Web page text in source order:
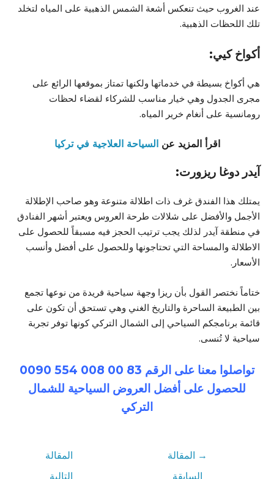
عند الغروب حيث تنعكس أشعة الشمس الذهبية على المياه لتخلد
تلك اللحظات الذهبية.
أكواخ كيي:
هي أكواخ بسيطة في خدماتها ولكنها تمتاز بموقعها الرائع على
مجرى الجدول وهي خيار مناسب للشركاء لقضاء لحظات
رومانسية على أنغام خرير المياه.
اقرأ المزيد عن السياحة العلاجية في تركيا
آيدر دوغا ريزورت:
يمتلك هذا الفندق غرف ذات اطلالة متنوعة وهو صاحب الإطلالة
الأجمل والأفضل على شلالات طرحة العروس ويعتبر أشهر الفنادق
في منطقة آيدر لذلك يجب ترتيب الحجز فيه مسبقاً للحصول على
الاطلالة والمساحة التي تحتاجونها وللحصول على أفضل وأنسب
الأسعار.
ختاماً نختصر القول بأن ريزا وجهة سياحية فريدة من نوعها تجمع
بين الطبيعة الساحرة والتاريخ الغني وهي تستحق أن تكون على
قائمة برنامجكم السياحي إلى الشمال التركي كونها توفر تجربة
سياحية لا تُنسى.
تواصلوا معنا على الرقم 83 00 008 554 0090
للحصول على أفضل العروض السياحية للشمال
التركي
→ المقالة
السابقة
المقالة
التالية